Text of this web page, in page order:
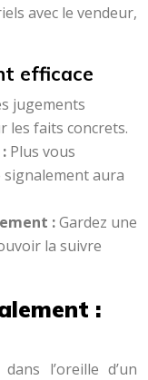
avec le vendeur,
efficace
jugements
les faits concrets.
Plus vous
aura
:Gardez une
la suivre
:
l’oreille d’un